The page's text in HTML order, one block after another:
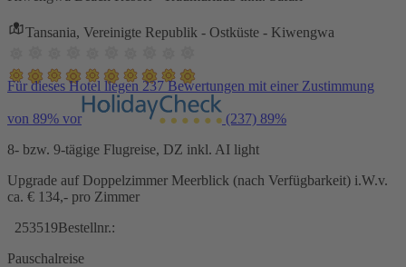
Tansania, Vereinigte Republik - Ostküste - Kiwengwa
Für dieses Hotel liegen 237 Bewertungen mit einer Zustimmung
von 89% vor (237) 89%
8- bzw. 9-tägige Flugreise, DZ inkl. AI light
Upgrade auf Doppelzimmer Meerblick (nach Verfügbarkeit) i.W.v.
ca. € 134,- pro Zimmer
253519Bestellnr.:
Pauschalreise